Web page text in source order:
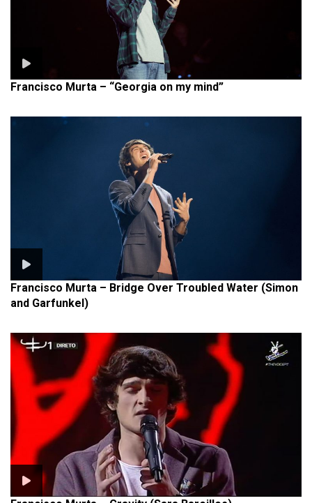
Francisco Murta – “Georgia on my mind”
Francisco Murta – Bridge Over Troubled Water (Simon
and Garfunkel)